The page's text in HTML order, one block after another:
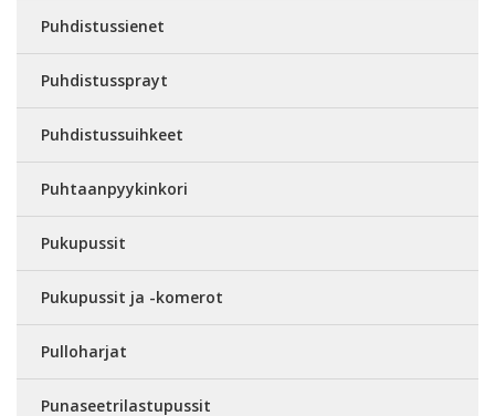
Puhdistussienet
Puhdistussprayt
Puhdistussuihkeet
Puhtaanpyykinkori
Pukupussit
Pukupussit ja -komerot
Pulloharjat
Punaseetrilastupussit